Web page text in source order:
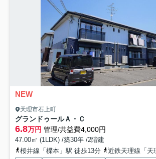
NEW
天理市石上町
グランドゥールＡ・Ｃ
6.8万円 管理/共益費4,000円
47.00㎡ (1LDK) /築30年 /2階建
桜井線「櫟本」駅 徒歩13分
近鉄天理線「天